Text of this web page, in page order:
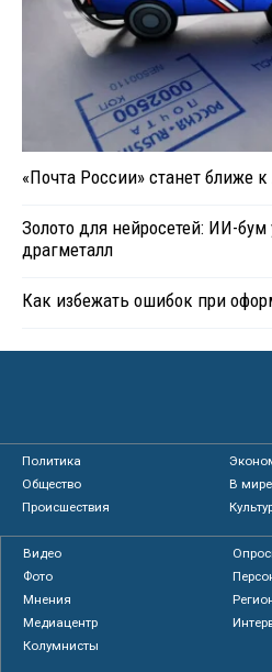
«Почта России» станет ближе
Золото для нейросетей: ИИ-бум
драгметалл
Как избежать ошибок при
Политика
Общество
В мире
Происшествия
Видео
Фото
Мнения
Медиацентр
Колумнисты